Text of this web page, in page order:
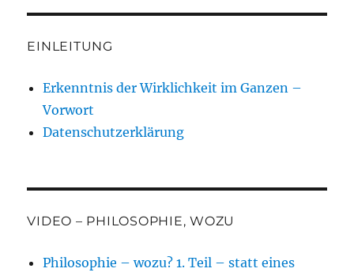
EINLEITUNG
Erkenntnis der Wirklichkeit im Ganzen –
Vorwort
Datenschutzerklärung
VIDEO – PHILOSOPHIE, WOZU
Philosophie – wozu? 1. Teil – statt eines